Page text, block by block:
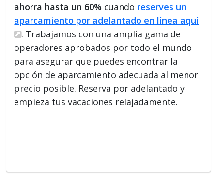
ahorra hasta un 60% cuando reserves un
aparcamiento por adelantado en línea aquí
. Trabajamos con una amplia gama de
operadores aprobados por todo el mundo
para asegurar que puedes encontrar la
opción de aparcamiento adecuada al menor
precio posible. Reserva por adelantado y
empieza tus vacaciones relajadamente.